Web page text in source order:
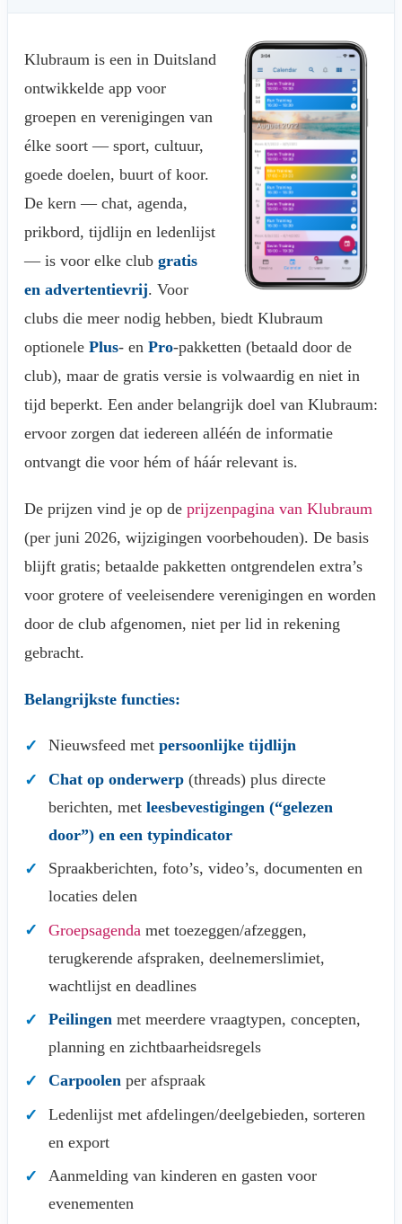
Klubraum is een in Duitsland
ontwikkelde app voor
groepen en verenigingen van
élke soort — sport, cultuur,
goede doelen, buurt of koor.
De kern — chat, agenda,
prikbord, tijdlijn en ledenlijst
— is voor elke club gratis
en advertentievrij. Voor
clubs die meer nodig hebben, biedt Klubraum
optionele Plus- en Pro-pakketten (betaald door de
club), maar de gratis versie is volwaardig en niet in
tijd beperkt. Een ander belangrijk doel van Klubraum:
ervoor zorgen dat iedereen alléén de informatie
ontvangt die voor hém of háár relevant is.
De prijzen vind je op de prijzenpagina van Klubraum
(per juni 2026, wijzigingen voorbehouden). De basis
blijft gratis; betaalde pakketten ontgrendelen extra’s
voor grotere of veeleisendere verenigingen en worden
door de club afgenomen, niet per lid in rekening
gebracht.
Belangrijkste functies:
Nieuwsfeed met persoonlijke tijdlijn
Chat op onderwerp(threads) plus directe
berichten, met leesbevestigingen (“gelezen
door”) en een typindicator
Spraakberichten, foto’s, video’s, documenten en
locaties delen
Groepsagenda met toezeggen/afzeggen,
terugkerende afspraken, deelnemerslimiet,
wachtlijst en deadlines
Peilingen met meerdere vraagtypen, concepten,
planning en zichtbaarheidsregels
Carpoolenper afspraak
Ledenlijst met afdelingen/deelgebieden, sorteren
en export
Aanmelding van kinderen en gasten voor
evenementen